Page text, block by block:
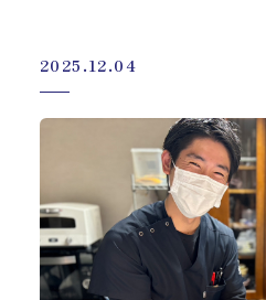
2025.12.04